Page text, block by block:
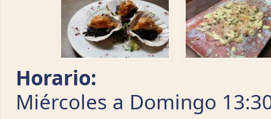
Horario:
Miércoles a Domingo